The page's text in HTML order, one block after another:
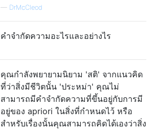
— DrMcCleod
คำจำกัดความอะไรและอย่างไร
คุณกำลังพยายามนิยาม 'สติ' จากแนวคิด
ที่ว่าสิ่งมีชีวิตนั้น 'ประหม่า' คุณไม่
สามารถมีคำจำกัดความที่ขึ้นอยู่กับการมี
อยู่ของ apriori ในสิ่งที่กำหนดไว้ หรือ
สำหรับเรื่องนั้นคุณสามารถคิดได้เองว่าสิ่ง